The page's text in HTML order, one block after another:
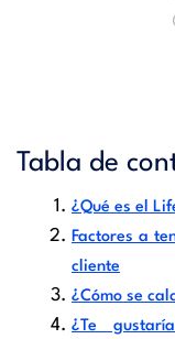
Tabla de
¿Qué es el
Factores a
cliente
¿Cómo se
¿Te